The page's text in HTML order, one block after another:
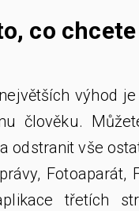
co
výhod
člověku.
odstranit vše
třetích